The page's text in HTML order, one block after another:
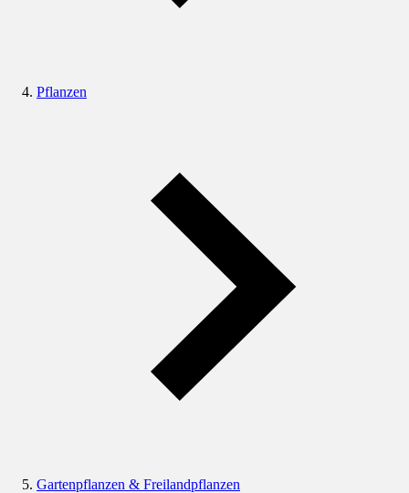
Pflanzen
Gartenpflanzen & Freilandpflanzen